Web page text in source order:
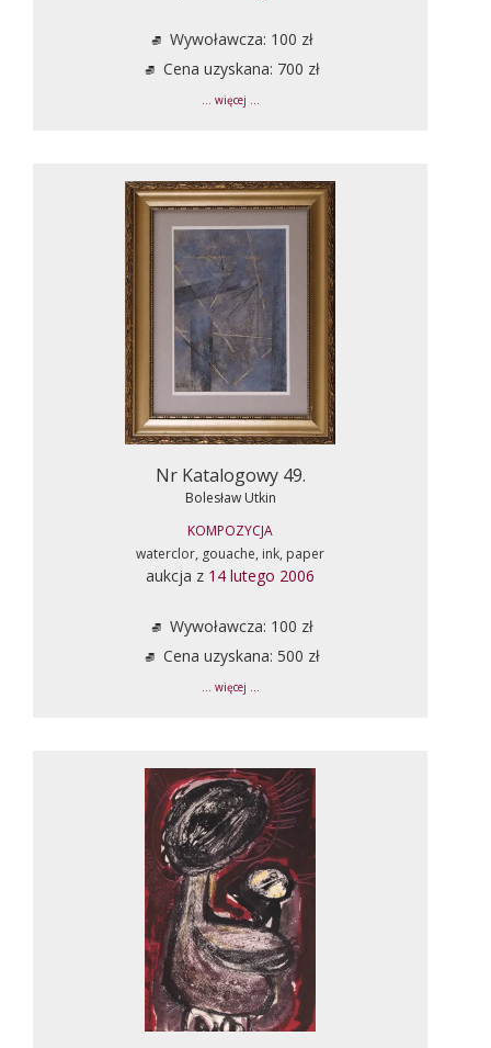
Wywoławcza: 100 zł
Cena uzyskana: 700 zł
... więcej ...
Nr Katalogowy 49.
Bolesław Utkin
KOMPOZYCJA
waterclor, gouache, ink, paper
aukcja z 14 lutego 2006
Wywoławcza: 100 zł
Cena uzyskana: 500 zł
... więcej ...